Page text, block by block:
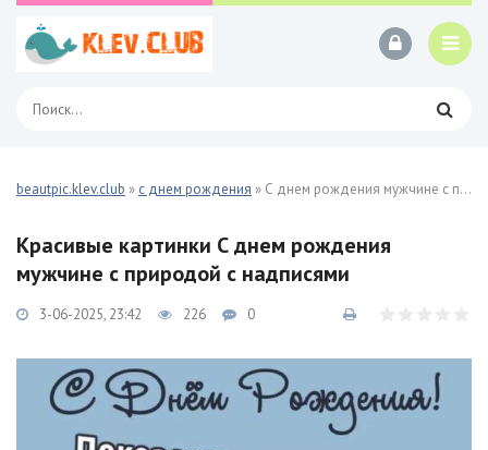
beautpic.klev.club » с днем рождения » С днем рождения мужчине с природой 54 фото
Красивые картинки С днем рождения
мужчине с природой с надписями
3-06-2025, 23:42 226 0